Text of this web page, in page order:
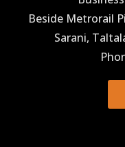
Beside Metrorail
Sarani,